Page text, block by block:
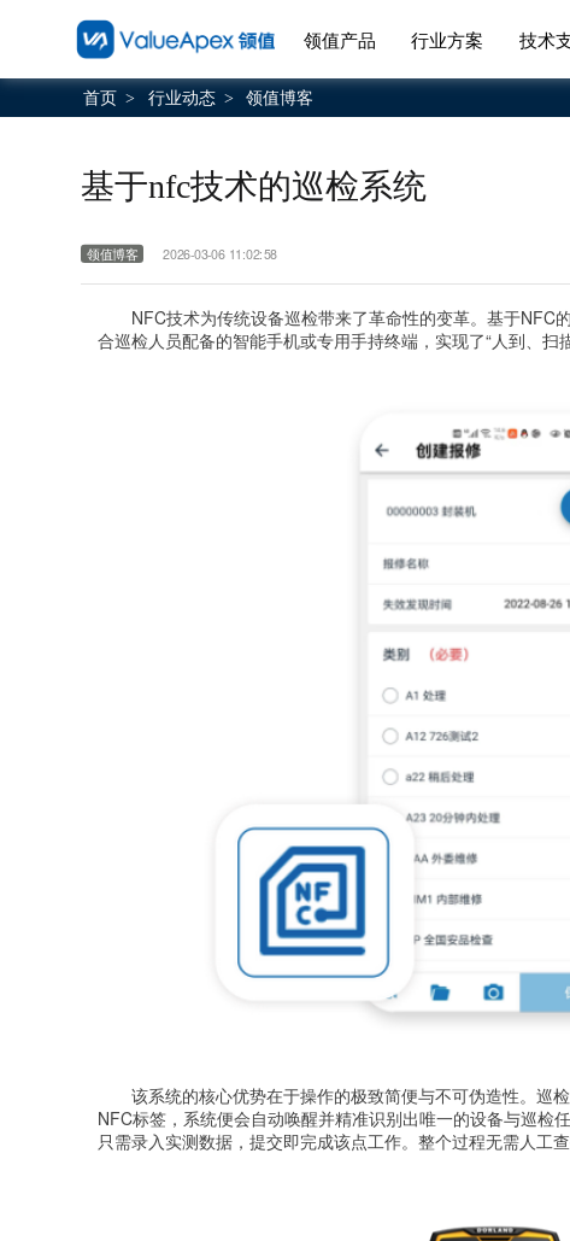
领值产品 行业方案 技术
首页 > 行业动态 > 领值博客
基于nfc技术的巡检系统
领值博客 2026-03-06 11:02:58
NFC技术为传统设备巡检带来了革命性的变革。基于NFC
合巡检人员配备的智能手机或专用手持终端，实现了“人到、扫
该系统的核心优势在于操作的极致简便与不可伪造性。巡
NFC标签，系统便会自动唤醒并精准识别出唯一的设备与巡检
只需录入实测数据，提交即完成该点工作。整个过程无需人工